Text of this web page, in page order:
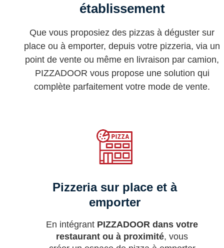
établissement
Que vous proposiez des pizzas à déguster sur
place ou à emporter, depuis votre pizzeria, via un
point de vente ou même en livraison par camion,
PIZZADOOR vous propose une solution qui
complète parfaitement votre mode de vente.
Pizzeria sur place et à
emporter
En intégrant PIZZADOOR dans votre
restaurant ou à proximité, vous